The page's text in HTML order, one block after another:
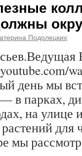
Подолецких
день мы
в парках,
на
для
мы